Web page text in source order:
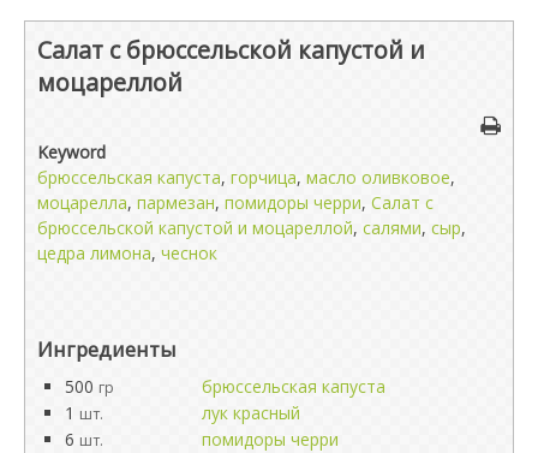
Салат с брюссельской капустой и
моцареллой
Keyword
брюссельская капуста, горчица, масло оливковое,
моцарелла, пармезан, помидоры черри, Салат с
брюссельской капустой и моцареллой, салями, сыр,
цедра лимона, чеснок
Ингредиенты
500 гр
брюссельская капуста
1 шт.
лук красный
6 шт.
помидоры черри